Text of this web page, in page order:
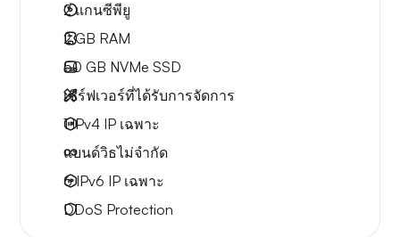
2แกนซีพียู
2 GB RAM
50 GB NVMe SSD
เซิร์ฟเวอร์ที่ได้รับการจัดการ
1 IPv4 IP เฉพาะ
แบนด์วิธไม่จำกัด
6 IPv6 IP เฉพาะ
DDoS Protection